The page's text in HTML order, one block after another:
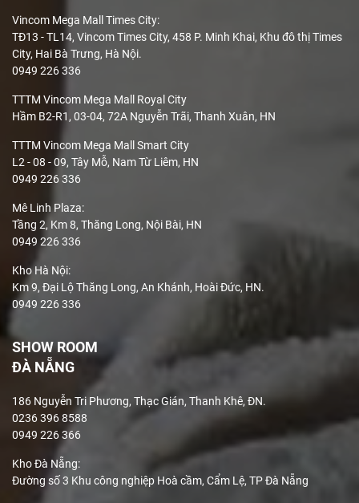
Vincom Mega Mall Times City:
TĐ13 - TL14, Vincom Times City, 458 P. Minh Khai, Khu đô thị Times
City, Hai Bà Trưng, Hà Nội.
0949 226 336
TTTM Vincom Mega Mall Royal City
Hầm B2-R1, 03-04, 72A Nguyễn Trãi, Thanh Xuân, HN
TTTM Vincom Mega Mall Smart City
L2 - 08 - 09, Tây Mỗ, Nam Từ Liêm, HN
0949 226 336
Mê Linh Plaza:
Tầng 2, Km 8, Thăng Long, Nội Bài, HN
0949 226 336
Kho Hà Nội:
Km 9, Đại Lộ Thăng Long, An Khánh, Hoài Đức, HN.
0949 226 336
SHOW ROOM
ĐÀ NẴNG
186 Nguyễn Tri Phương, Thạc Gián, Thanh Khê, ĐN.
0236 396 8588
0949 226 366
Kho Đà Nẵng:
Đường số 3 Khu công nghiệp Hoà cầm, Cẩm Lệ, TP Đà Nẵng